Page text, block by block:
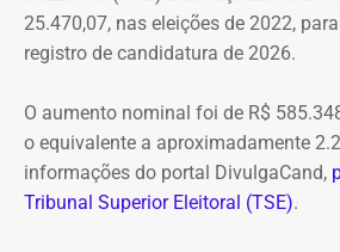
processo em que Graciosa era réu
lavagem de dinheiro, que se arrastava
Mas a decisão, e a condenação,
meses depois.
Na prática, a manifestação do
25.470,07, nas eleições de 2022,
registro de candidatura de 2026.
O aumento nominal foi de R$
o equivalente a aproximadamente
informações do portal DivulgaCand,
Tribunal Superior Eleitoral (TSE).